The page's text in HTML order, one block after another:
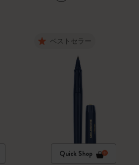
ベストセラー
Quick Shop